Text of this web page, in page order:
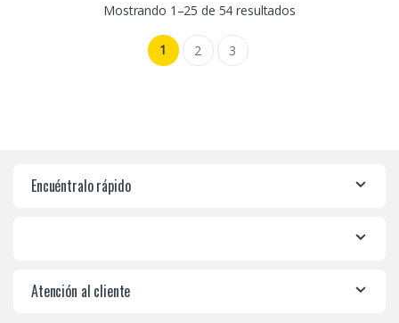
Mostrando 1–25 de 54 resultados
1 2 3
Encuéntralo rápido
Atención al cliente